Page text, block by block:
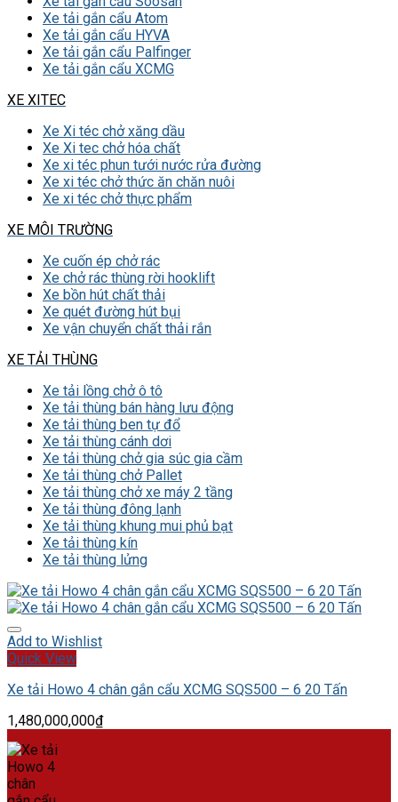
Xe tải gắn cẩu Atom
Xe tải gắn cẩu HYVA
Xe tải gắn cẩu Palfinger
Xe tải gắn cẩu XCMG
XE XITEC
Xe Xi téc chở xăng dầu
Xe Xi tec chở hóa chất
Xe xi téc phun tưới nước rửa đường
Xe xi téc chở thức ăn chăn nuôi
Xe xi téc chở thực phẩm
XE MÔI TRƯỜNG
Xe cuốn ép chở rác
Xe chở rác thùng rời hooklift
Xe bồn hút chất thải
Xe quét đường hút bụi
Xe vận chuyển chất thải rắn
XE TẢI THÙNG
Xe tải lồng chở ô tô
Xe tải thùng bán hàng lưu động
Xe tải thùng ben tự đổ
Xe tải thùng cánh dơi
Xe tải thùng chở gia súc gia cầm
Xe tải thùng chở Pallet
Xe tải thùng chở xe máy 2 tầng
Xe tải thùng đông lạnh
Xe tải thùng khung mui phủ bạt
Xe tải thùng kín
Xe tải thùng lửng
Add to Wishlist
Quick View
Xe tải Howo 4 chân gắn cẩu XCMG SQS500 – 6 20 Tấn
1,480,000,000₫